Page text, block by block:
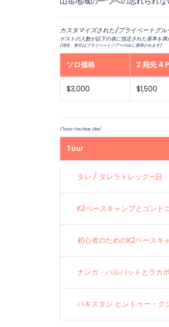
カスタマイズされた/プライベートグル
ゲストの人数が以下の表に指定された基準を
(現在、割引はプライベートツアーのみに適用されます)
ソロ価格 2 宛先 4
$3,000 $1,500
(Tours You May Like)
Tour
タレ / タレラトレック—日
K2ベースキャンプとゴンド
初心者のためのK2ベースキ
ナンガ・パルバットとラカ
パキスタン ヒンドゥー・